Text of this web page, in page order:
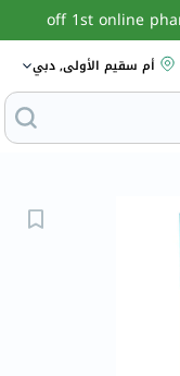
أم سقيم الأولى, دبي